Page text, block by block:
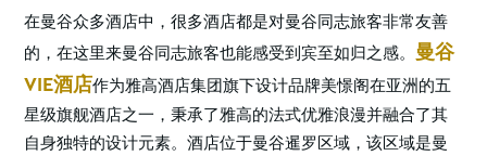
在曼谷众多酒店中，很多酒店都是对曼谷同志旅客非常友善
的，在这里来曼谷同志旅客也能感受到宾至如归之感。曼谷
VIE酒店作为雅高酒店集团旗下设计品牌美憬阁在亚洲的五
星级旗舰酒店之一，秉承了雅高的法式优雅浪漫并融合了其
自身独特的设计元素。酒店位于曼谷暹罗区域，该区域是曼